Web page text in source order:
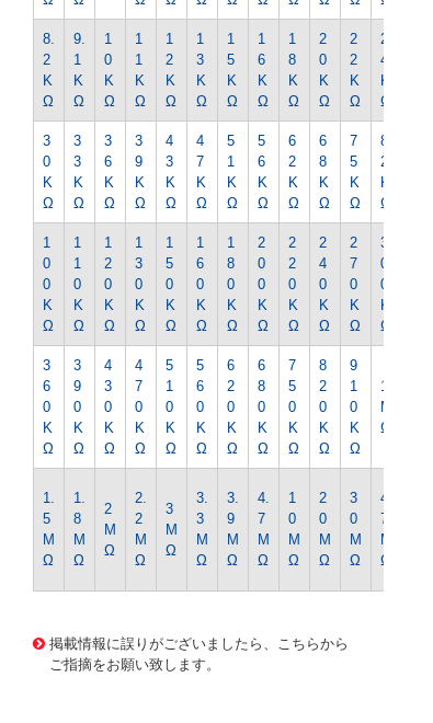
8.
2
K
Ω
9.
1
K
Ω
1
0
K
Ω
1
1
K
Ω
1
2
K
Ω
1
3
K
Ω
1
5
K
Ω
1
6
K
Ω
1
8
K
Ω
2
0
K
Ω
2
2
K
Ω
2
4
K
Ω
3
0
K
Ω
3
3
K
Ω
3
6
K
Ω
3
9
K
Ω
4
3
K
Ω
4
7
K
Ω
5
1
K
Ω
5
6
K
Ω
6
2
K
Ω
6
8
K
Ω
7
5
K
Ω
8
2
K
Ω
1
0
0
K
Ω
1
1
0
K
Ω
1
2
0
K
Ω
1
3
0
K
Ω
1
5
0
K
Ω
1
6
0
K
Ω
1
8
0
K
Ω
2
0
0
K
Ω
2
2
0
K
Ω
2
4
0
K
Ω
2
7
0
K
Ω
3
0
0
K
Ω
3
6
0
K
Ω
3
9
0
K
Ω
4
3
0
K
Ω
4
7
0
K
Ω
5
1
0
K
Ω
5
6
0
K
Ω
6
2
0
K
Ω
6
8
0
K
Ω
7
5
0
K
Ω
8
2
0
K
Ω
9
1
0
K
Ω
1
M
Ω
1.
5
M
Ω
1.
8
M
Ω
2
M
Ω
2.
2
M
Ω
3
M
Ω
3.
3
M
Ω
3.
9
M
Ω
4.
7
M
Ω
1
0
M
Ω
2
0
M
Ω
3
0
M
Ω
4
7
M
Ω
掲載情報に誤りがございましたら、こちらから
ご指摘をお願い致します。